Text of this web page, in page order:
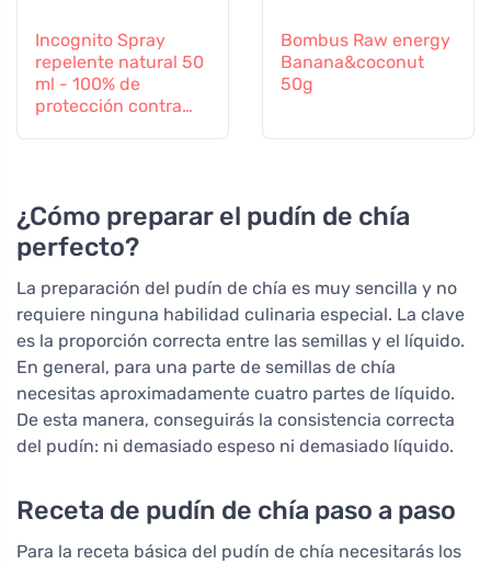
Incognito Spray
repelente natural 50
ml - 100% de
protección contra
Bombus Raw energy
Banana&coconut
50g
¿Cómo preparar el pudín de chía
perfecto?
La preparación del pudín de chía es muy sencilla y no
requiere ninguna habilidad culinaria especial. La clave
es la proporción correcta entre las semillas y el líquido.
En general, para una parte de semillas de chía
necesitas aproximadamente cuatro partes de líquido.
De esta manera, conseguirás la consistencia correcta
del pudín: ni demasiado espeso ni demasiado líquido.
Receta de pudín de chía paso a paso
Para la receta básica del pudín de chía necesitarás los